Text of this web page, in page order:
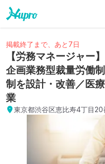
掲載終了まで、あと7日
【労務マネージャー
企画業務型裁量労働
制を設計・改善／医
業
東京都渋谷区恵比寿4丁目